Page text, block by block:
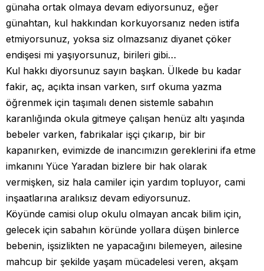
günaha ortak olmaya devam ediyorsunuz, eğer
günahtan, kul hakkından korkuyorsanız neden istifa
etmiyorsunuz, yoksa siz olmazsanız diyanet çöker
endişesi mi yaşıyorsunuz, birileri gibi…
Kul hakkı diyorsunuz sayın başkan. Ülkede bu kadar
fakir, aç, açıkta insan varken, sırf okuma yazma
öğrenmek için taşımalı denen sistemle sabahın
karanlığında okula gitmeye çalışan henüz altı yaşında
bebeler varken, fabrikalar işçi çıkarıp, bir bir
kapanırken, evimizde de inancımızın gereklerini ifa etme
imkanını Yüce Yaradan bizlere bir hak olarak
vermişken, siz hala camiler için yardım topluyor, cami
inşaatlarına aralıksız devam ediyorsunuz.
Köyünde camisi olup okulu olmayan ancak bilim için,
gelecek için sabahın köründe yollara düşen binlerce
bebenin, işsizlikten ne yapacağını bilemeyen, ailesine
mahcup bir şekilde yaşam mücadelesi veren, akşam